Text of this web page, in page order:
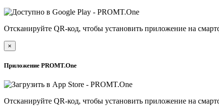
Отсканируйте QR-код, чтобы установить приложение на
×
Приложение PROMT.One
Отсканируйте QR-код, чтобы установить приложение на